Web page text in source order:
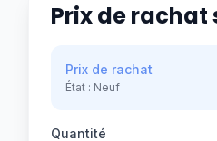
Prix de rachat
Prix de rachat
État : Neuf
Quantité